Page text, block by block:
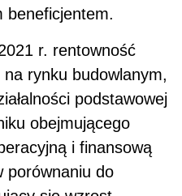
beneficjentem.
r. rentowność
na rynku budowlanym,
podstawowej
obejmującego
i finansową
porównaniu do